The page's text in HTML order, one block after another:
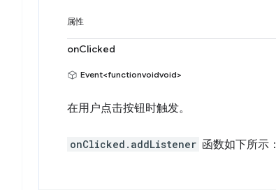
属性
onClicked
Event<functionvoidvoid>
在用户点击按钮时触发。
onClicked.addListener 函数如下所示：